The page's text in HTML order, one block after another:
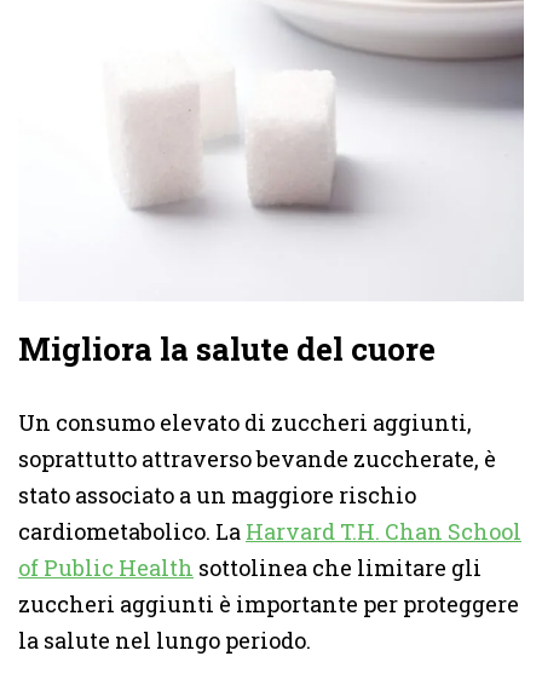
Migliora la salute del cuore
Un consumo elevato di zuccheri aggiunti,
soprattutto attraverso bevande zuccherate, è
stato associato a un maggiore rischio
cardiometabolico. La Harvard T.H. Chan School
of Public Health sottolinea che limitare gli
zuccheri aggiunti è importante per proteggere
la salute nel lungo periodo.